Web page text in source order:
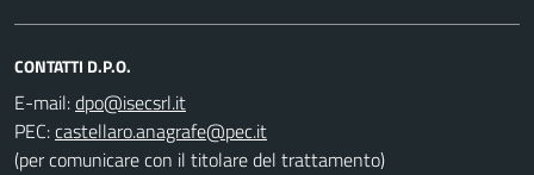
CONTATTI D.P.O.
E-mail:
PEC:
(per comunicare con il titolare del trattamento)